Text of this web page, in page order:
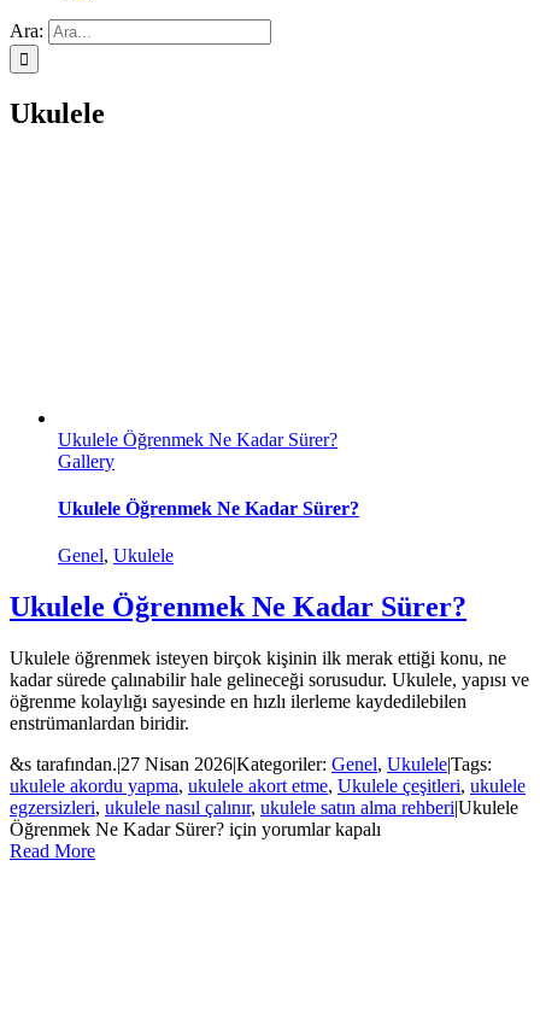
Ara:
Ukulele
Ukulele Öğrenmek Ne Kadar Sürer?
Gallery
Ukulele Öğrenmek Ne Kadar Sürer?
Genel, Ukulele
Ukulele Öğrenmek Ne Kadar Sürer?
Ukulele öğrenmek isteyen birçok kişinin ilk merak ettiği konu, ne
kadar sürede çalınabilir hale gelineceği sorusudur. Ukulele, yapısı ve
öğrenme kolaylığı sayesinde en hızlı ilerleme kaydedilebilen
enstrümanlardan biridir.
&s tarafından.|27 Nisan 2026|Kategoriler: Genel, Ukulele|Tags:
ukulele akordu yapma, ukulele akort etme, Ukulele çeşitleri, ukulele
egzersizleri, ukulele nasıl çalınır, ukulele satın alma rehberi|Ukulele
Öğrenmek Ne Kadar Sürer? için yorumlar kapalı
Read More